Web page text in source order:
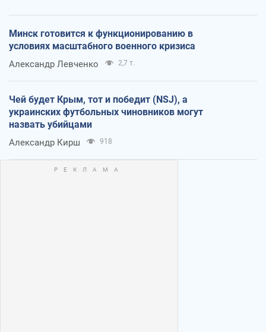
Минск готовится к функционированию в
условиях масштабного военного кризиса
Александр Левченко 2,7 т.
Чей будет Крым, тот и победит (NSJ), а
украинских футбольных чиновников могут
назвать убийцами
Александр Кирш 918